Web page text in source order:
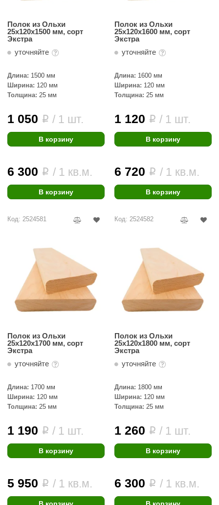
Полок из Ольхи
25х120х1500 мм, сорт
Экстра
уточняйте
Длина: 1500 мм
Ширина: 120 мм
Толщина: 25 мм
1 050 i / 1 шт.
В корзину
6 300 i / 1 кв.м.
В корзину
Полок из Ольхи
25х120х1600 мм, сорт
Экстра
уточняйте
Длина: 1600 мм
Ширина: 120 мм
Толщина: 25 мм
1 120 i / 1 шт.
В корзину
6 720 i / 1 кв.м.
В корзину
Код: 2524581
Полок из Ольхи
25х120х1700 мм, сорт
Экстра
уточняйте
Длина: 1700 мм
Ширина: 120 мм
Толщина: 25 мм
1 190 i / 1 шт.
В корзину
5 950 i / 1 кв.м.
Код: 2524582
Полок из Ольхи
25х120х1800 мм, сорт
Экстра
уточняйте
Длина: 1800 мм
Ширина: 120 мм
Толщина: 25 мм
1 260 i / 1 шт.
В корзину
6 300 i / 1 кв.м.